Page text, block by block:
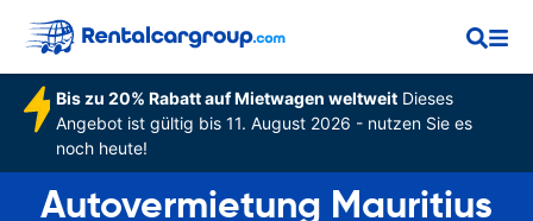
Bis zu 20% Rabatt auf Mietwagen weltweitDieses
Angebot ist gültig bis 11. August 2026 - nutzen Sie es
noch heute!
Autovermietung Mauritius